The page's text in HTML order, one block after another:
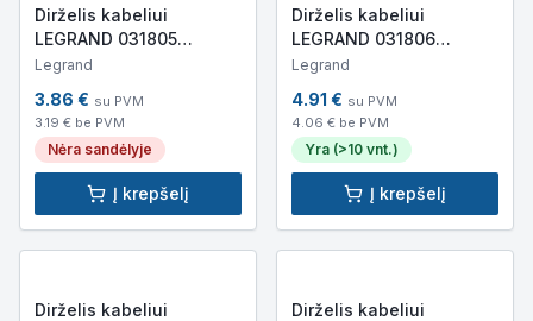
Dirželis kabeliui
LEGRAND 031805
280x3.5mm (juodas)
Legrand
3.86 € su PVM
3.19 € be PVM
Nėra sandėlyje
Į krepšelį
Dirželis kabeliui
LEGRAND 031806
360x3.5mm (juodas)
Legrand
4.91 € su PVM
4.06 € be PVM
Yra (>10 vnt.)
Į krepšelį
Dirželis kabeliui Dirželis kabeliui